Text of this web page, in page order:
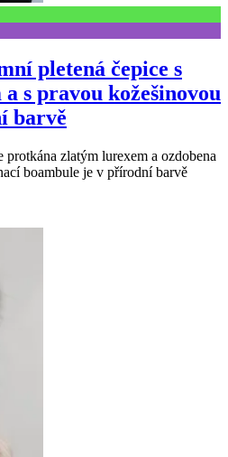
pletená čepice s
s pravou kožešinovou
barvě
zlatým lurexem a ozdobena
boambule je v přírodní barvě